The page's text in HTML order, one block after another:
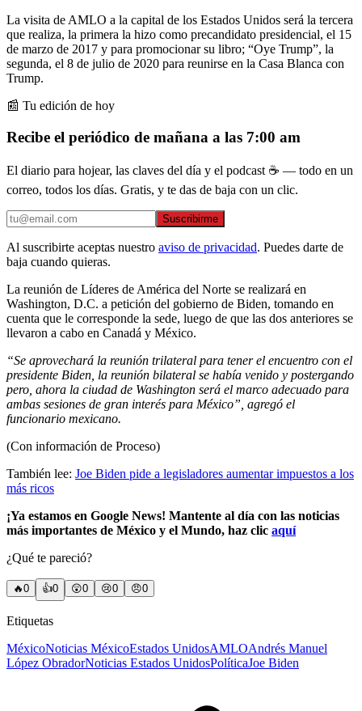
La visita de AMLO a la capital de los Estados Unidos será la tercera
que realiza, la primera la hizo como precandidato presidencial, el 15
de marzo de 2017 y para promocionar su libro; “Oye Trump”, la
segunda, el 8 de julio de 2020 para reunirse en la Casa Blanca con
Trump.
📰 Tu edición de hoy
Recibe el periódico de mañana a las 7:00 am
El diario para hojear, las claves del día y el podcast ☕ — todo en un
correo, todos los días. Gratis, y te das de baja con un clic.
Suscribirme
Al suscribirte aceptas nuestro aviso de privacidad. Puedes darte de
baja cuando quieras.
La reunión de Líderes de América del Norte se realizará en
Washington, D.C. a petición del gobierno de Biden, tomando en
cuenta que le corresponde la sede, luego de que las dos anteriores se
llevaron a cabo en Canadá y México.
“Se aprovechará la reunión trilateral para tener el encuentro con el
presidente Biden, la reunión bilateral se había venido y postergando
pero, ahora la ciudad de Washington será el marco adecuado para
ambas sesiones de gran interés para México”, agregó el
funcionario mexicano.
(Con información de Proceso)
También lee: Joe Biden pide a legisladores aumentar impuestos a los
más ricos
¡Ya estamos en Google News! Mantente al día con las noticias
más importantes de México y el Mundo, haz clic aquí
¿Qué te pareció?
🔥0 👍0 😲0 😢0 😠0
Etiquetas
MéxicoNoticias MéxicoEstados UnidosAMLOAndrés Manuel
López ObradorNoticias Estados UnidosPolíticaJoe Biden